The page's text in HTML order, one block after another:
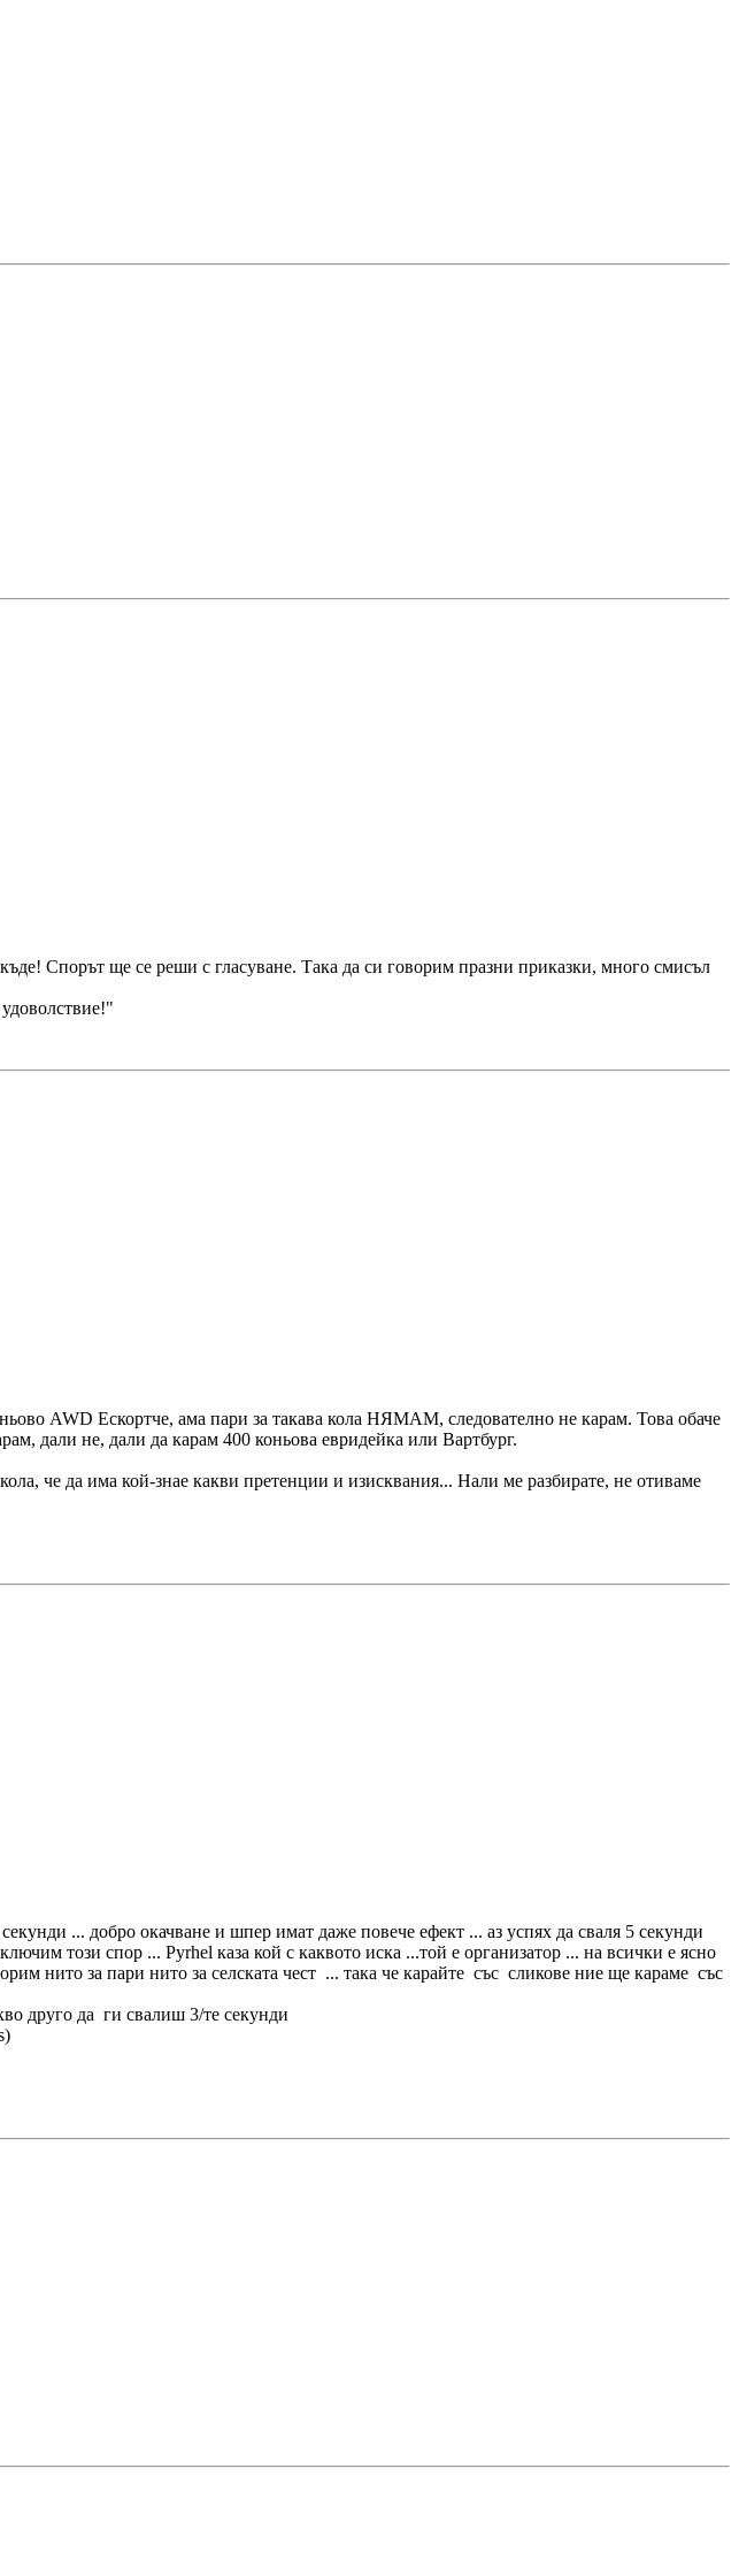
Спорът ще се реши с гласуване. Така да си говорим празни приказки, много смисъл
AWD Ескортче, ама пари за такава кола НЯМАМ, следователно не карам. Това обаче
дали не, дали да карам 400 коньова евридейка или Вартбург.
че да има кой-знае какви претенции и изисквания... Нали ме разбирате, не отиваме
... добро окачване и шпер имат даже повече ефект ... аз успях да сваля 5 секунди
този спор ... Pyrhel каза кой с каквото иска ...той е организатор ... на всички е ясно
нито за пари нито за селската чест ... така че карайте със сликове ние ще караме със
друго да ги свалиш 3/те секунди